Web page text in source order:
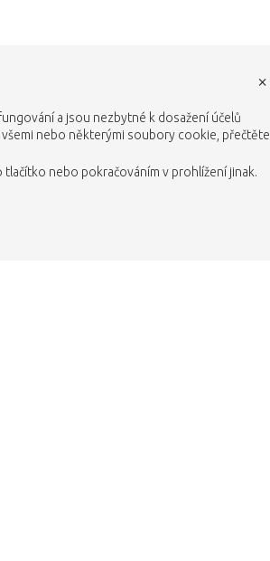
a jsou nezbytné k dosažení účelů
nebo některými soubory cookie, přečtěte
nebo pokračováním v prohlížení jinak.
×